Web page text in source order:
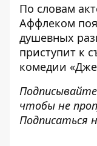
По словам
Аффлеком
душевных
приступит к
комедии
чтобы не
Подписаться